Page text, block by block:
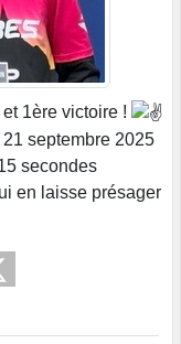
1ère victoire !
septembre 2025
secondes
en laisse présager